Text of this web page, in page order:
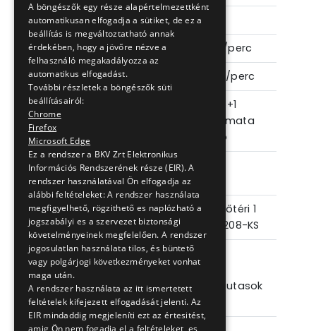
Lökettérfogat
4485 cm3
Teljesítmény
137 kW 2 500 f/perc
Nyomaték
680 Nm 1 250 f/perc
Nyomatékváltó
Allison T 2100 6+1
fokozatú automata
sebességváltó
Egyéb
Légkondicionálás
Utas- és vezetőtéri 1
db, SAFKAR ES 208-KS
Rámpa
A második
utasajtónál, a
kerekesszékes utasok
részére
A böngészők egy része alapértelmezettként
automatikusan elfogadja a sütiket, de ez a
beállítás is megváltoztatható annak
érdekében, hogy a jövőre nézve a
felhasználó megakadályozza az
automatikus elfogadást.
További részletek a böngészők süti
beállításairól:
Chrome
Firefox
Microsoft Edge
Ez a rendszer a BKV Zrt Elektronikus
Információs Rendszerének része (EIR). A
rendszer használatával Ön elfogadja az
alábbi feltételeket: A rendszer használata
megfigyelhető, rögzithető es naplózható a
jogszabályi es a szervezet biztonsági
követelményeinek megfelelően. A rendszer
jogosulatlan használata tilos, és büntető
vagy polgárjogi következményeket vonhat
maga után.
A rendszer használata az itt ismertetett
feltételek kifejezett elfogadását jelenti. Az
EIR mindaddig megjeleníti ezt az értesitést,
amig Ön nem fogadja el a feltételeket, es